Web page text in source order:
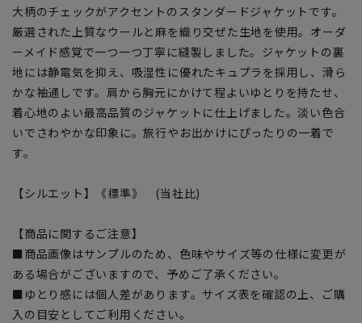
大柄のチェックがアクセントのスタンダードジャケットです。
厳選された上質なウールと麻を織り交ぜた生地を使用。オーダ
ーメイド感覚で一つ一つ丁寧に縫製しました。ジャケットの裏
地には静電気を抑え、吸湿性に優れたキュプラを採用し、滑ら
かな袖通しです。肩から胸元にかけて程よいゆとりを持たせ、
着心地のよい最高品質のジャケットに仕上げました。淡い色合
いでさわやかな印象に。旅行やお出かけにぴったりの一着で
す。
【シルエット】《標準》 (当社比)
【商品に関するご注意】
■商品画像はサンプルのため、色味やサイズ等の仕様に変更が
ある場合がございますので、予めご了承ください。
■ゆとり感には個人差があります。サイズ表を確認の上、ご購
入の目安としてご利用ください。